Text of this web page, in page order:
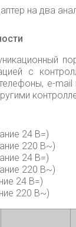
на два
с
e-
24 В=)
220 В~)
24 В=)
220 В~)
24 В=)
220 В~)